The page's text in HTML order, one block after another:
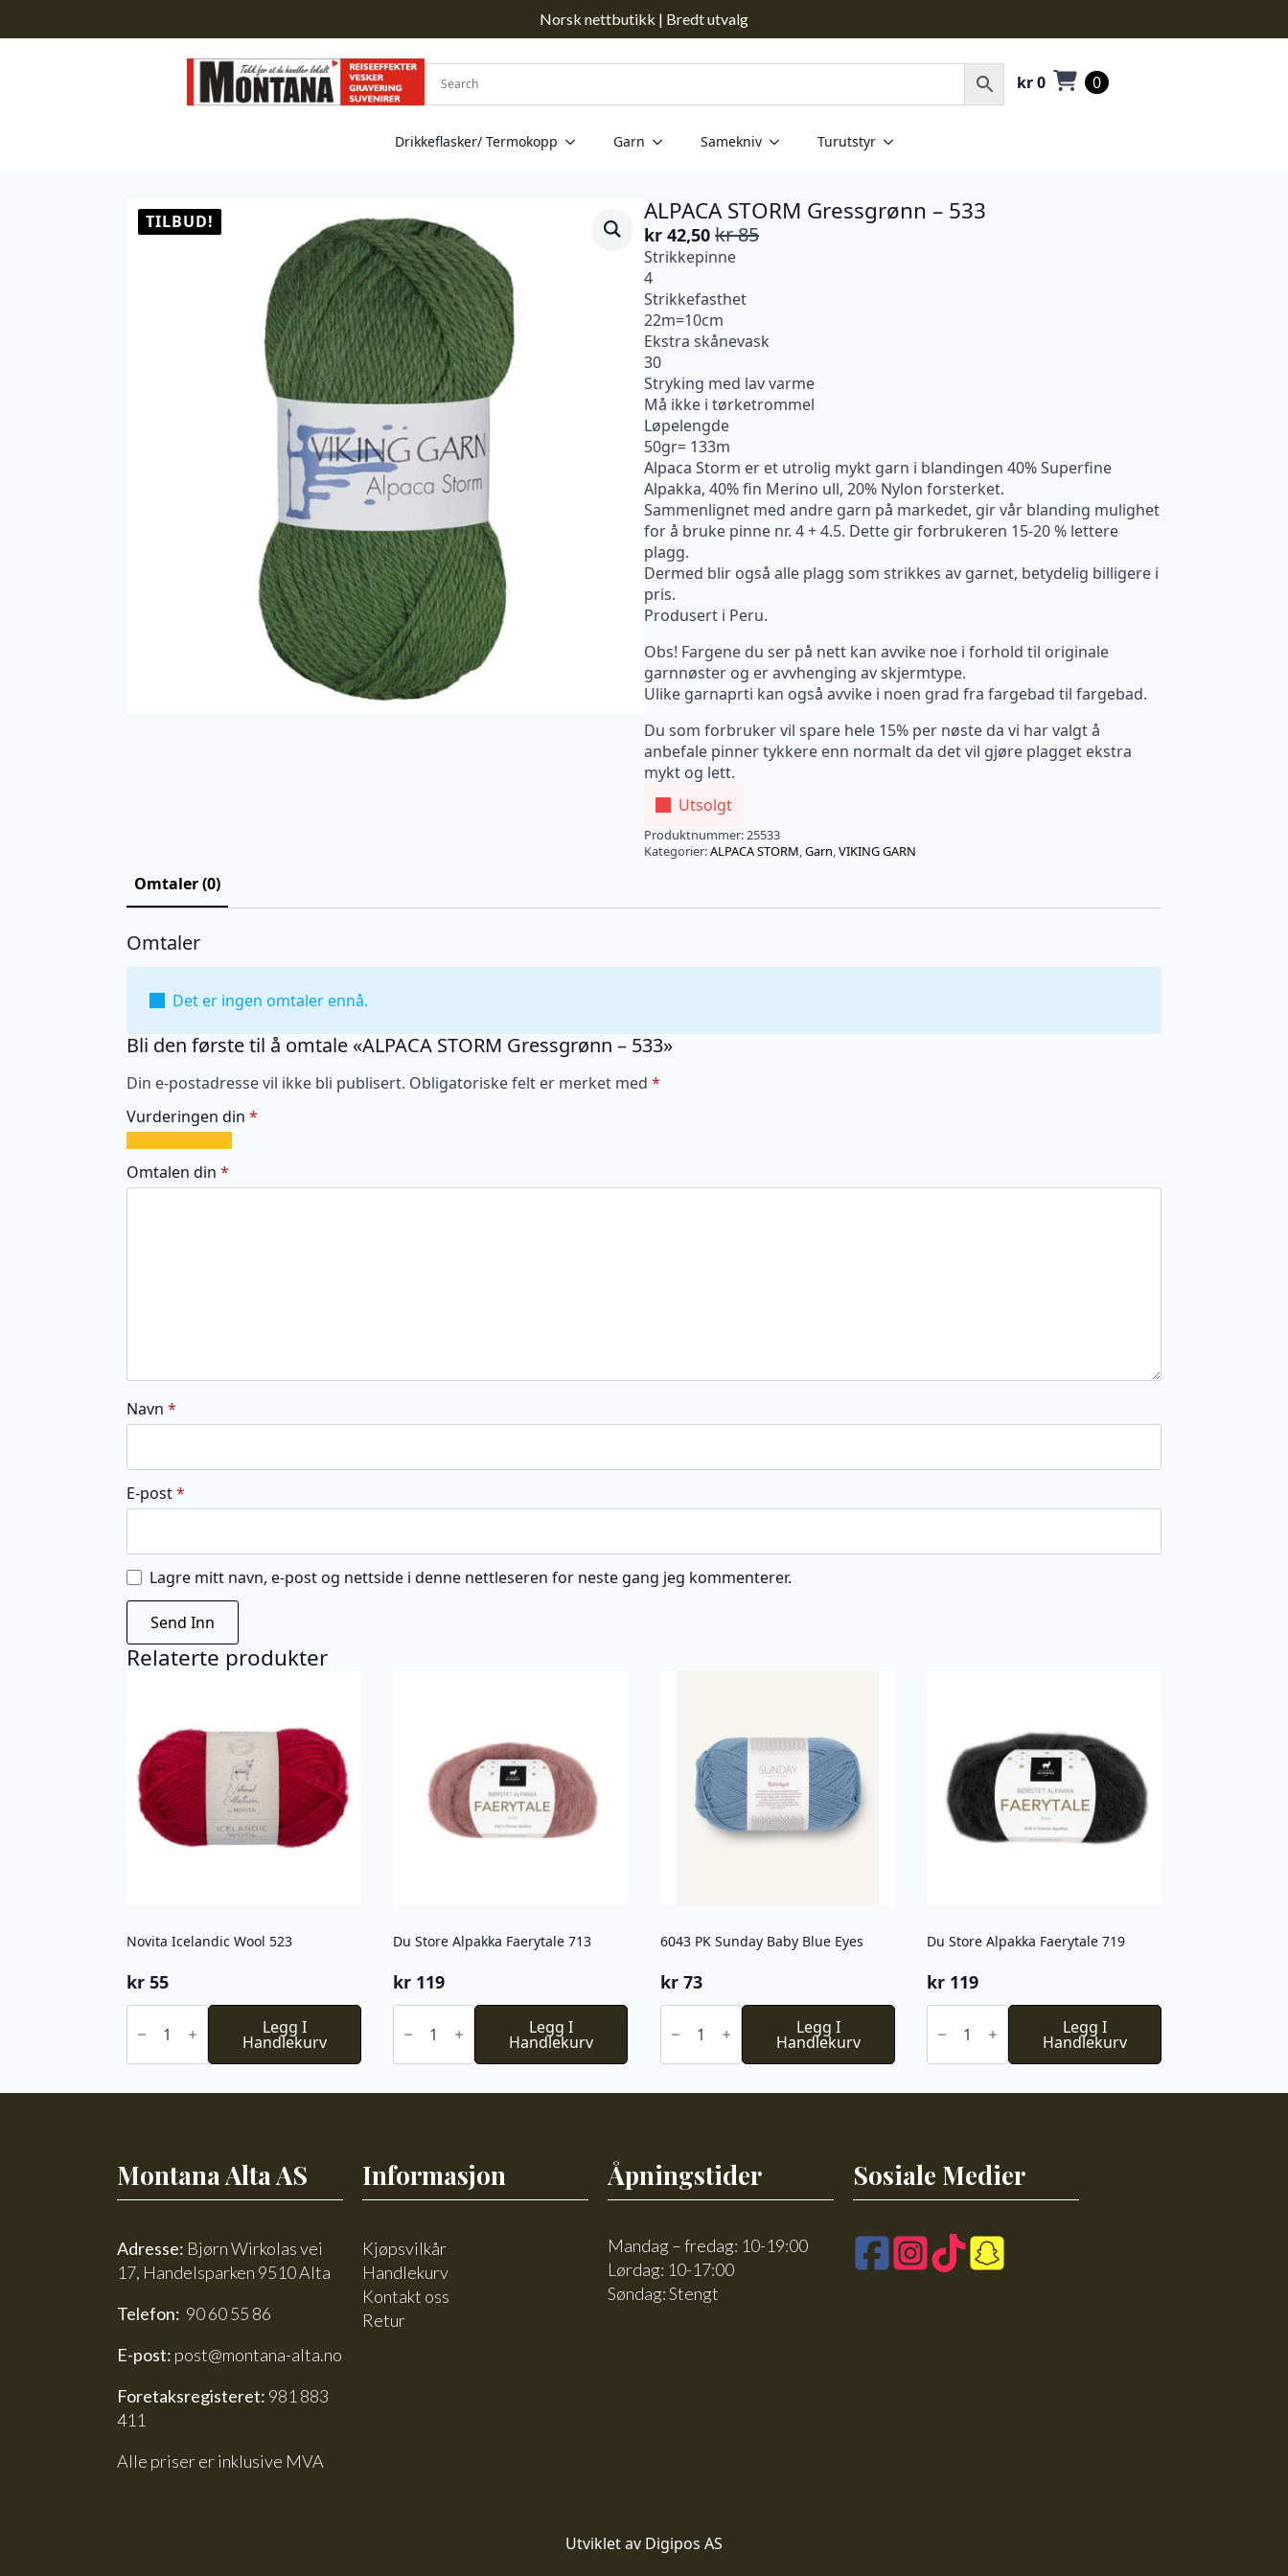
Norsk nettbutikk | Bredt utvalg
kr0 0
Drikkeflasker/ Termokopp Garn Samekniv Turutstyr
TILBUD! ALPACA STORM Gressgrønn – 533
kr85
Opprinnelig
pris
var:
kr 85.
kr 42,50
Nåværende
pris
er:
kr 42,50.
Strikkepinne
4
Strikkefasthet
22m=10cm
Ekstra skånevask
30
Stryking med lav varme
Må ikke i tørketrommel
Løpelengde
50gr= 133m
Alpaca Storm er et utrolig mykt garn i blandingen 40% Superfine
Alpakka, 40% fin Merino ull, 20% Nylon forsterket.
Sammenlignet med andre garn på markedet, gir vår blanding mulighet
for å bruke pinne nr. 4 + 4.5. Dette gir forbrukeren 15-20 % lettere
plagg.
Dermed blir også alle plagg som strikkes av garnet, betydelig billigere i
pris.
Produsert i Peru.
Obs! Fargene du ser på nett kan avvike noe i forhold til originale
garnnøster og er avvhenging av skjermtype.
Ulike garnaprti kan også avvike i noen grad fra fargebad til fargebad.
Du som forbruker vil spare hele 15% per nøste da vi har valgt å
anbefale pinner tykkere enn normalt da det vil gjøre plagget ekstra
mykt og lett.
Utsolgt
Produktnummer:25533
Kategorier:ALPACA STORM,Garn,VIKING GARN
Omtaler (0)
Omtaler
Det er ingen omtaler ennå.
Bli den første til å omtale «ALPACA STORM Gressgrønn – 533»
Din e-postadresse vil ikke bli publisert. Obligatoriske felt er merket med *
Vurderingen din *
av
5
av
5
av
5
av
5
av
5
Omtalen din *
Navn *
E-post*
Lagre mitt navn, e-post og nettside i denne nettleseren for neste gang jeg kommenterer.
Relaterte produkter
Novita Icelandic Wool 523
kr 55
Novita
Icelandic
Wool
523
Legg I
Handlekurv
Du Store Alpakka Faerytale 713
kr 119
Du
Store
Alpakka
Faerytale
antall
Legg I
Handlekurv
6043 PK Sunday Baby Blue Eyes
kr73
6043
Sunday
Baby
Eyes
Legg I
Handlekurv
Du Store Alpakka Faerytale 719
kr 119
Du
Store
Alpakka
Faerytale
antall
Legg I
Handlekurv
Montana Alta AS
Adresse: Bjørn Wirkolas vei
17, Handelsparken 9510 Alta
Telefon: 90 60 55 86
E-post: post@montana-alta.no
Foretaksregisteret: 981 883
411
Alle priser er inklusive MVA
Informasjon
Kjøpsvilkår
Handlekurv
Kontakt oss
Retur
Åpningstider
Mandag – fredag: 10-19:00
Lørdag: 10-17:00
Søndag: Stengt
Sosiale Medier
Utviklet av Digipos AS